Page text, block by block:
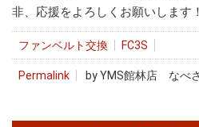
非、応援をよろしくお願いします！
ファンベルト交換 FC3S
Permalink by YMS館林店 なべ